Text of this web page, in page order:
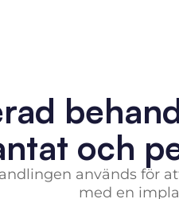
och
används för
med en